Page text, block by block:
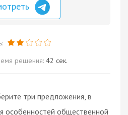
решения: 42 сек.
три предложения, в
особенностей общественной